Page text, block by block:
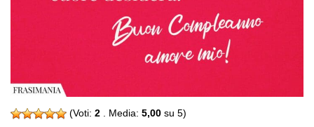
(Voti: 2 . Media: 5,00 su 5)